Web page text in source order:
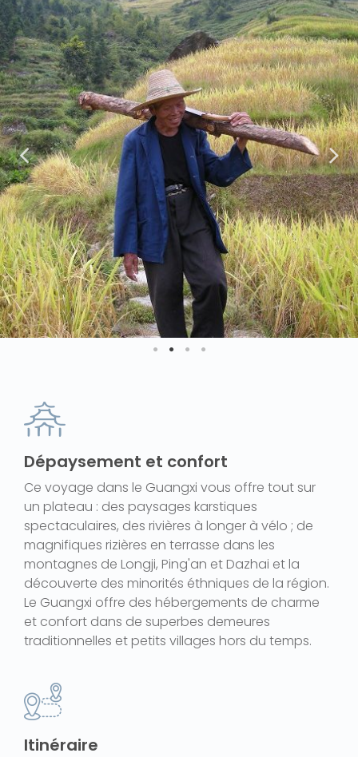
Dépaysement et confort
Ce voyage dans le Guangxi vous offre tout sur
un plateau : des paysages karstiques
spectaculaires, des rivières à longer à vélo ; de
magnifiques rizières en terrasse dans les
montagnes de Longji, Ping'an et Dazhai et la
découverte des minorités éthniques de la région.
Le Guangxi offre des hébergements de charme
et confort dans de superbes demeures
traditionnelles et petits villages hors du temps.
Itinéraire